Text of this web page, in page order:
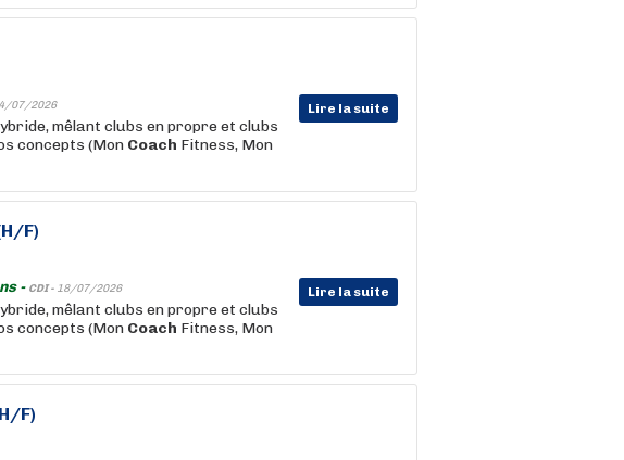
07/2026 Lire la suite
mêlant clubs en propre et clubs
concepts (Mon Coach Fitness, Mon
F)
- CDI - 18/07/2026 Lire la suite
mêlant clubs en propre et clubs
concepts (Mon Coach Fitness, Mon
F)